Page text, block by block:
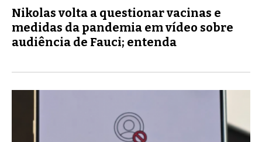
Nikolas volta a questionar vacinas e
medidas da pandemia em vídeo sobre
audiência de Fauci; entenda